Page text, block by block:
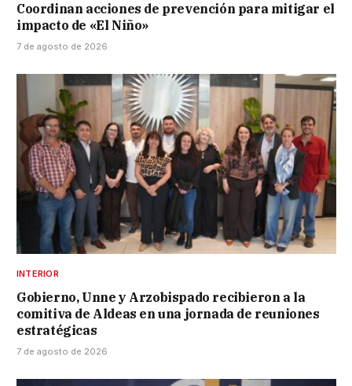
Coordinan acciones de prevención para mitigar el
impacto de «El Niño»
7 de agosto de 2026
INTERIOR
Gobierno, Unne y Arzobispado recibieron a la
comitiva de Aldeas en una jornada de reuniones
estratégicas
7 de agosto de 2026